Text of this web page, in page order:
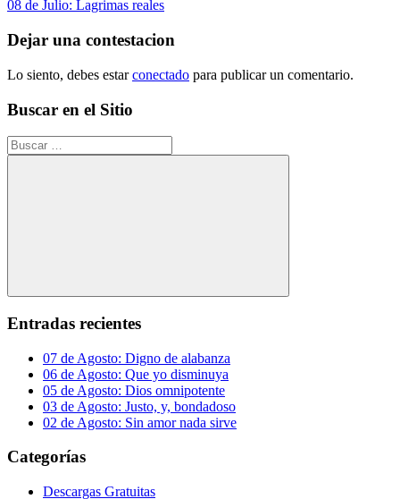
de
entradas
anterior:
Siguiente
08 de Julio: Lagrimas reales
Dejar una contestacion
Lo siento, debes estarconectado para publicar un comentario.
Buscar en el Sitio
Buscar:
Buscar
Entradas recientes
07 de Agosto: Digno de alabanza
06 de Agosto: Que yo disminuya
05 de Agosto: Dios omnipotente
03 de Agosto: Justo, y, bondadoso
02 de Agosto: Sin amor nada sirve
Categorías
Descargas Gratuitas